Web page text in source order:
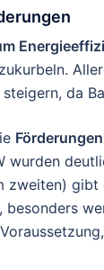
da
wurden
zweiten)
besonders